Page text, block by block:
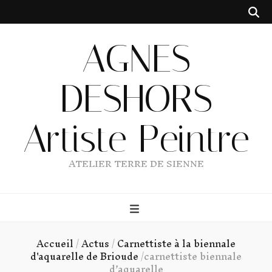
AGNES
DESHORS
Artiste Peintre
ATELIER TERRE DE SIENNE
Accueil/Actus/Carnettiste à la biennale
d'aquarelle de Brioude/carnettiste biennale